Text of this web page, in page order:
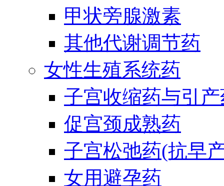
甲状旁腺激素
其他代谢调节药
女性生殖系统药
子宫收缩药与引
促宫颈成熟药
子宫松弛药(抗早
女用避孕药